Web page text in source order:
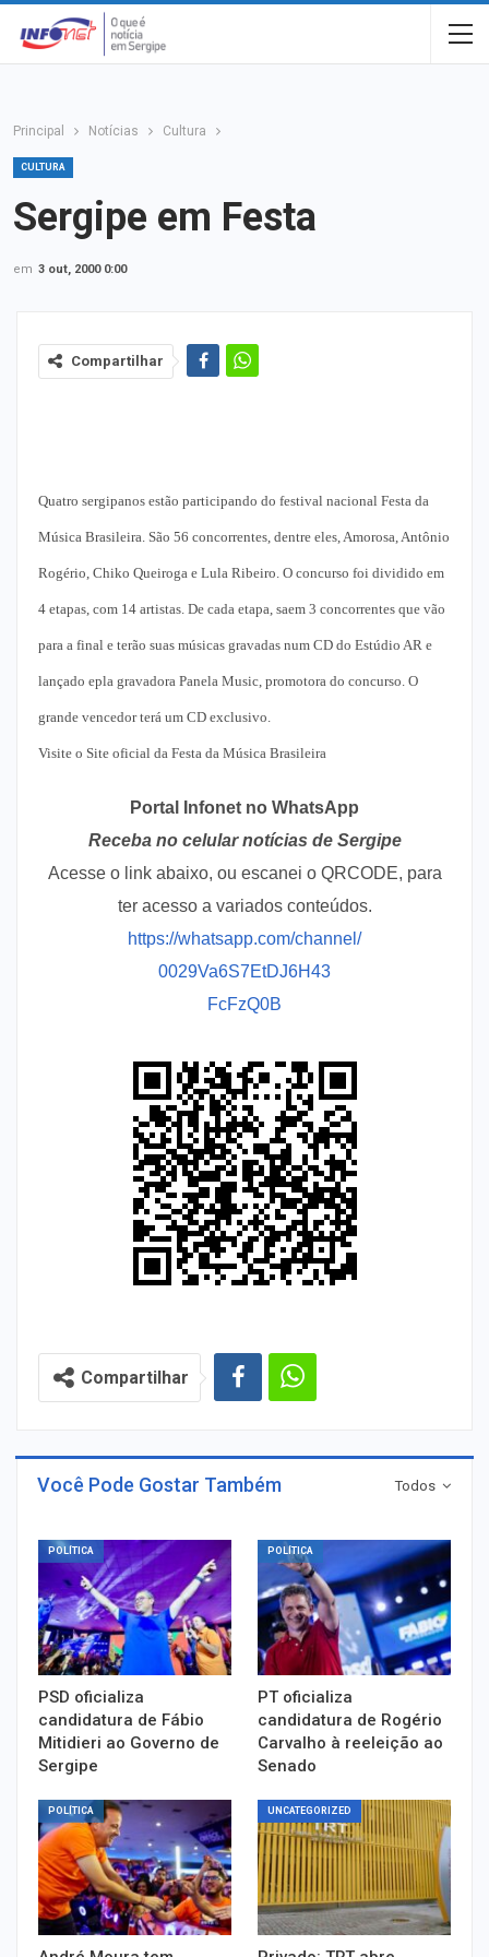
Principal Notícias Cultura
CULTURA
Sergipe em Festa
em 3 out, 2000 0:00
Compartilhar
Quatro sergipanos estão participando do festival nacional Festa da
Música Brasileira. São 56 concorrentes, dentre eles, Amorosa, Antônio
Rogério, Chiko Queiroga e Lula Ribeiro. O concurso foi dividido em
4 etapas, com 14 artistas. De cada etapa, saem 3 concorrentes que vão
para a final e terão suas músicas gravadas num CD do Estúdio AR e
lançado epla gravadora Panela Music, promotora do concurso. O
grande vencedor terá um CD exclusivo.
Visite o Site oficial da Festa da Música Brasileira
Portal Infonet no WhatsApp
Receba no celular notícias de Sergipe
Acesse o link abaixo, ou escanei o QRCODE, para
ter acesso a variados conteúdos.
https://whatsapp.com/channel/
0029Va6S7EtDJ6H43
FcFzQ0B
Compartilhar
Todos
Você Pode Gostar Também
POLÍTICA
PSD oficializa
candidatura de Fábio
Mitidieri ao Governo de
Sergipe
POLÍTICA
PT oficializa
candidatura de Rogério
Carvalho à reeleição ao
Senado
POLÍTICA UNCATEGORIZED